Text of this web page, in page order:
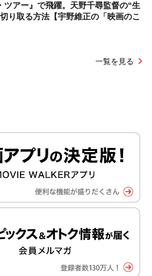
ツアー』で飛躍。天野千尋監督の“生
り取る方法【宇野維正の「映画のこ
一覧を見る